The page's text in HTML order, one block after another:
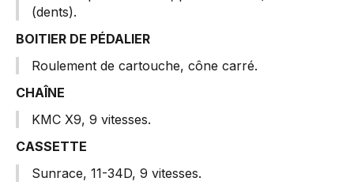
(dents).
BOITIER DE PÉDALIER
Roulement de cartouche, cône carré.
CHAÎNE
KMC X9, 9 vitesses.
CASSETTE
Sunrace, 11-34D, 9 vitesses.